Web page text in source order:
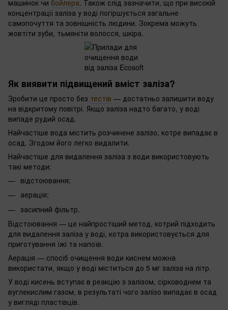
машинок чи бойлера. Також слід зазначити, що при високій
концентрації заліза у воді погіршується загальне
самопочуття та зовнішність людини. Зокрема можуть
жовтіти зуби, тьмяніти волосся, шкіра.
Як виявити підвищений вміст заліза?
Зробити це просто без тестів — достатньо залишити воду
на відкритому повітрі. Якщо заліза надто багато, у воді
випаде рудий осад.
Найчастіше вода містить розчинене залізо, котре випадає в
осад. Згодом його легко видалити.
Найчастіше для видалення заліза з води використовують
такі методи:
відстоювання;
аерація;
засипний фільтр.
Відстоювання — це найпростіший метод, котрий підходить
для видалення заліза у воді, котра використовується для
приготування їжі та напоїв.
Аерація — спосіб очищення води киснем можна
використати, якщо у воді міститься до 5 мг заліза на літр.
У воді кисень вступає в реакцію з залізом, сірководнем та
вуглекислим газом, в результаті чого залізо випадає в осад
у вигляді пластівців.